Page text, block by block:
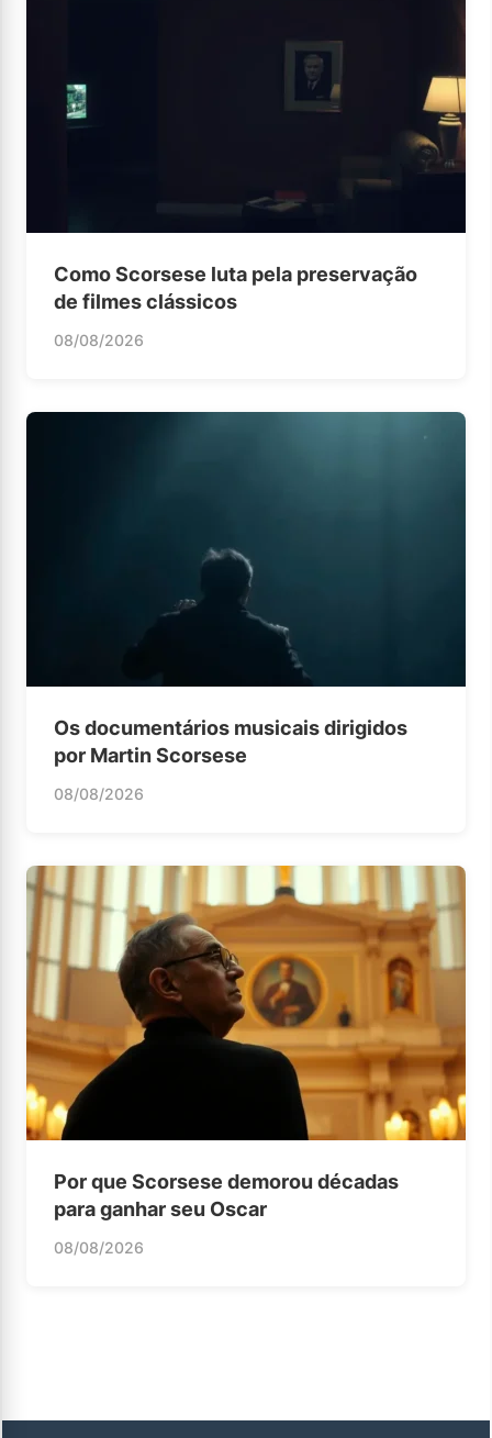
Como Scorsese luta pela preservação
de filmes clássicos
08/08/2026
Os documentários musicais dirigidos
por Martin Scorsese
08/08/2026
Por que Scorsese demorou décadas
para ganhar seu Oscar
08/08/2026